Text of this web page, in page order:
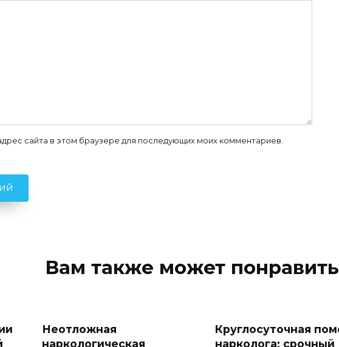
сайта в этом браузере для последующих моих комментариев.
Вам также может
Неотложная
наркологическая
Круглосуточная
нарколога: срочный